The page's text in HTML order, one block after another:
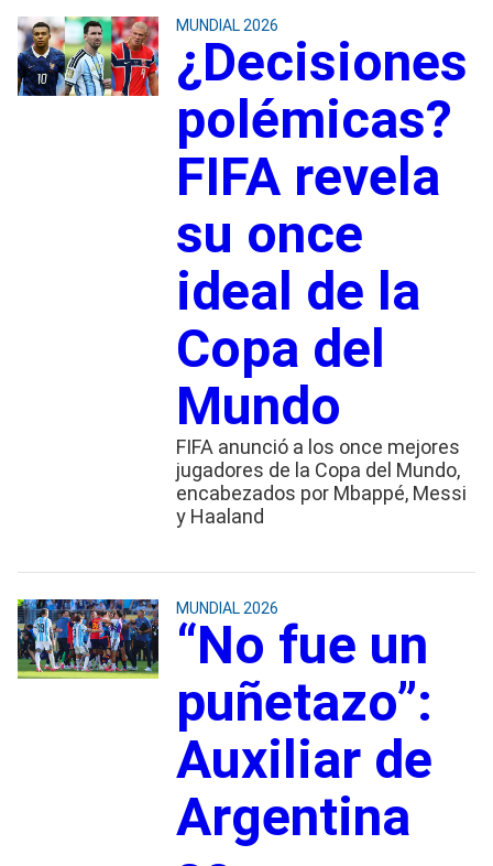
MUNDIAL 2026
¿Decisiones
polémicas?
FIFA revela
su once
ideal de la
Copa del
Mundo
FIFA anunció a los once mejores
jugadores de la Copa del Mundo,
encabezados por Mbappé, Messi
y Haaland
MUNDIAL 2026
“No fue un
puñetazo”:
Auxiliar de
Argentina